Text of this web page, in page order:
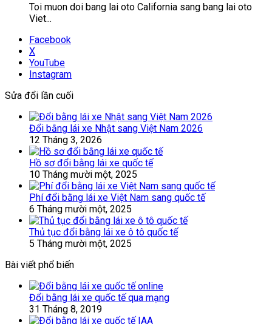
Toi muon doi bang lai oto California sang bang lai oto
Viet...
Facebook
X
YouTube
Instagram
Sửa đổi lần cuối
Đổi bằng lái xe Nhật sang Việt Nam 2026
12 Tháng 3, 2026
Hồ sơ đổi bằng lái xe quốc tế
10 Tháng mười một, 2025
Phí đổi bằng lái xe Việt Nam sang quốc tế
6 Tháng mười một, 2025
Thủ tục đổi bằng lái xe ô tô quốc tế
5 Tháng mười một, 2025
Bài viết phổ biến
Đổi bằng lái xe quốc tế qua mạng
31 Tháng 8, 2019